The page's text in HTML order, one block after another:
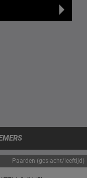
Paarden (geslacht/leeftijd)